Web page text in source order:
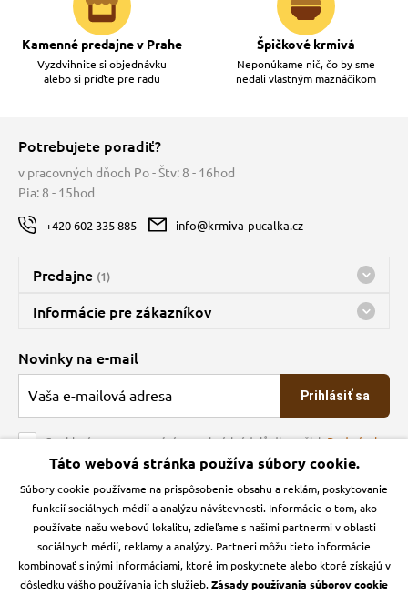
Kamenné predajne v Prahe
Vyzdvihnite si objednávku
alebo si príďte pre radu
Špičkové krmivá
Neponúkame nič, čo by sme
nedali vlastným maznáčikom
Potrebujete poradiť?
v pracovných dňoch Po - Štv: 8 - 16hod
Pia: 8 - 15hod
+420 602 335 885 info@krmiva-pucalka.cz
Predajne (1)
Predajňa a sklad Kbely
Bohužiaľ, momentálne máme zatvorené
Informácie pre zákazníkov
O spoločnosti
Veľkoobchod
Obchodné podmienky
Kontakt
Podmienky ochrany osobných údajov
Zásady používanie cookies a Google Analytics
Novinky na e-mail
Prihlásiť sa
Souhlasím se zpracováním osobních údajů dle našichPodmínek
ochrany osobních údajů
Krmiva Pučálka na sociálnych sieťach
Instagran Facebook
Táto webová stránka používa súbory cookie.
Súbory cookie používame na prispôsobenie obsahu a reklám, poskytovanie
funkcií sociálnych médií a analýzu návštevnosti. Informácie o tom, ako
používate našu webovú lokalitu, zdieľame s našimi partnermi v oblasti
sociálnych médií, reklamy a analýzy. Partneri môžu tieto informácie
kombinovať s inými informáciami, ktoré im poskytnete alebo ktoré získajú v
dôsledku vášho používania ich služieb.Zásady používania súborov cookie